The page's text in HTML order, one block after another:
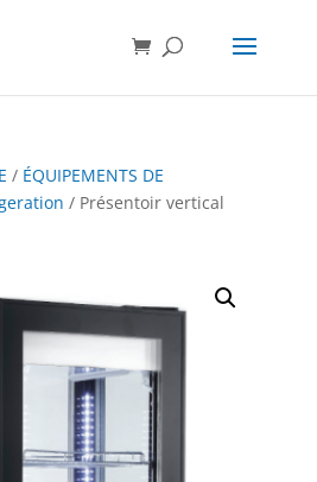
/ ÉQUIPEMENTS DE
/ Présentoir vertical